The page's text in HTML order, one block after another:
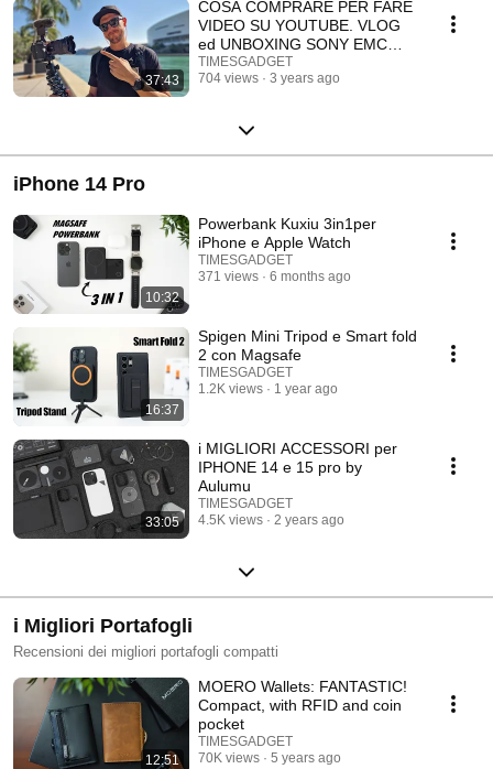
37:43
COSA COMPRARE PER FARE
VIDEO SU YOUTUBE. VLOG
ed UNBOXING SONY EMC
B10.
TIMESGADGET
704 views
3 years ago
iPhone 14 Pro
10:32
Powerbank Kuxiu 3in1per
iPhone e Apple Watch
TIMESGADGET
371 views
6 months ago
16:37
Spigen Mini Tripod e Smart fold
2 con Magsafe
TIMESGADGET
1.2K views
1 year ago
33:05
i MIGLIORI ACCESSORI per
IPHONE 14 e 15 pro by
Aulumu
TIMESGADGET
4.5K views
2 years ago
i Migliori Portafogli
Recensioni dei migliori portafogli compatti
12:51
MOERO Wallets: FANTASTIC!
Compact, with RFID and coin
pocket
TIMESGADGET
70K views
5 years ago